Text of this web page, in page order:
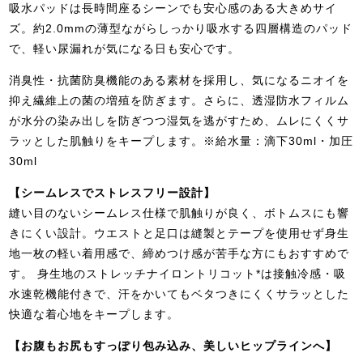
吸水パッドは長時間座るシーンでも安心感のある大きめサイ
ズ。約2.0mmの薄型ながらしっかり吸水する四層構造のパッド
で、軽い尿漏れが気になる日も安心です。
消臭性・抗菌防臭機能のある素材を採用し、気になるニオイを
抑え繊維上の菌の増殖を防ぎます。さらに、透湿防水フィルム
が水分の染み出しを防ぎつつ湿気を逃がすため、ムレにくくサ
ラッとした肌触りをキープします。※給水量：滴下30ml・加圧
30ml
【シームレスでストレスフリー設計】
縫い目のないシームレス仕様で肌触りが良く、ボトムスにも響
きにくい設計。ウエストと足口は縫製とテープを使用せず身生
地一枚の軽い着用感で、締めつけ感が苦手な方にもおすすめで
す。 身生地のストレッチナイロントリコット*は接触冷感・吸
水速乾機能付きで、汗をかいてもベタつきにくくサラッとした
快適な着心地をキープします。
【お腹もお尻もすっぽり包み込み、美しいヒップラインへ】